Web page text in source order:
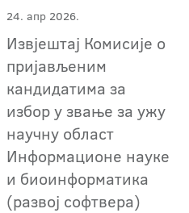
24. апр 2026.
Извјештај Комисије о
пријављеним
кандидатима за
избор у звање за ужу
научну област
Информационе науке
и биоинформатика
(развој софтвера)